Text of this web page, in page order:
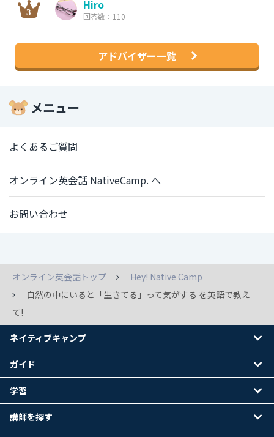
Hiro
回答数：110
アドバイザー一覧
メニュー
よくあるご質問
オンライン英会話 NativeCamp. へ
お問い合わせ
オンライン英会話トップ
Hey! Native Camp
自然の中にいると「生きてる」って気がする を英語で教え
て!
ネイティブキャンプ
ガイド
学習
講師を探す